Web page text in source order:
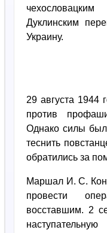
Дуклинским
Украину.
29 августа 1944
против
Однако силы
теснить
обратились за
Маршал И. С.
провести
восставшим. 2